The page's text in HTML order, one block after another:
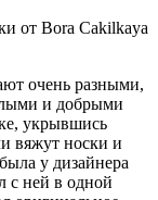
от Bora Cakilkaya
очень разными,
и добрыми
укрывшись
вяжут носки и
у дизайнера
с ней в одной